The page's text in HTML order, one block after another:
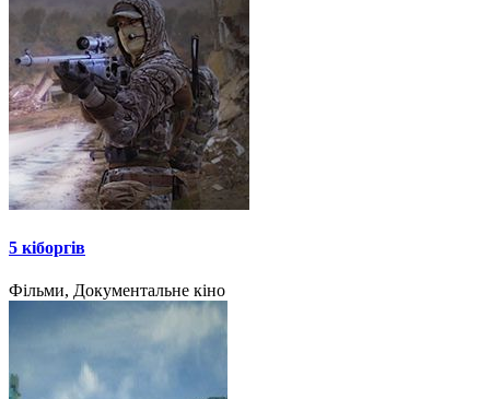
5 кіборгів
Фільми, Документальне кіно